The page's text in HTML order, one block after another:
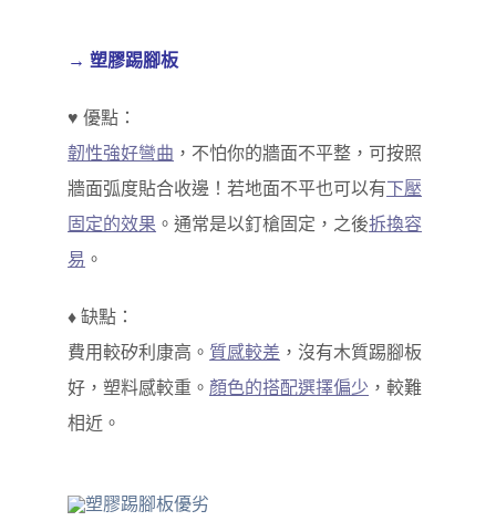
→ 塑膠踢腳板
♥ 優點：
韌性強好彎曲 ，不怕你的牆面不平整，可按照
牆面弧度貼合收邊！若地面不平也可以有下壓
固定的效果 。通常是以釘槍固定，之後拆換容
易 。
♦ 缺點：
費用較矽利康高。 質感較差 ，沒有木質踢腳板
好，塑料感較重。顏色的搭配選擇偏少 ，較難
相近。